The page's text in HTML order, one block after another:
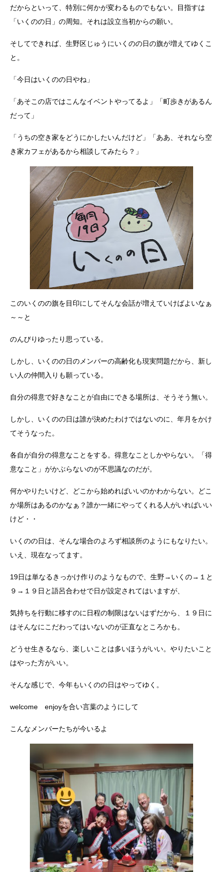
だからといって、特別に何かが変わるものでもない。目指すは
「いくのの日」の周知。それは設立当初からの願い。
そしてできれば、生野区じゅうにいくのの日の旗が増えてゆくこ
と。
「今日はいくのの日やね」
「あそこの店ではこんなイベントやってるよ」「町歩きがあるん
だって」
「うちの空き家をどうにかしたいんだけど」「ああ、それなら空
き家カフェがあるから相談してみたら？」
このいくのの旗を目印にしてそんな会話が増えていけばよいなぁ
～～と
のんびりゆったり思っている。
しかし、いくのの日のメンバーの高齢化も現実問題だから、新し
い人の仲間入りも願っている。
自分の得意で好きなことが自由にできる場所は、そうそう無い。
しかし、いくのの日は誰が決めたわけではないのに、年月をかけ
てそうなった。
各自が自分の得意なことをする。得意なことしかやらない。「得
意なこと」がかぶらないのが不思議なのだが。
何かやりたいけど、どこから始めればいいのかわからない。どこ
か場所はあるのかなぁ？誰か一緒にやってくれる人がいればいい
けど・・
いくのの日は、そんな場合のよろず相談所のようにもなりたい。
いえ、現在なってます。
19日は単なるきっかけ作りのようなもので、生野→いくの→１と
９→１９日と語呂合わせで日が設定されてはいますが、
気持ちを行動に移すのに日程の制限はないはずだから、１９日に
はそんなにこだわってはいないのが正直なところかも。
どうせ生きるなら、楽しいことは多いほうがいい。やりたいこと
はやった方がいい。
そんな感じで、今年もいくのの日はやってゆく。
welcome enjoyを合い言葉のようにして
こんなメンバーたちが今いるよ